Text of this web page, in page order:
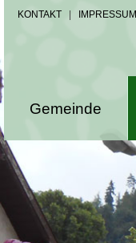
KONTAKT IMPRESSUM
Gemeinde